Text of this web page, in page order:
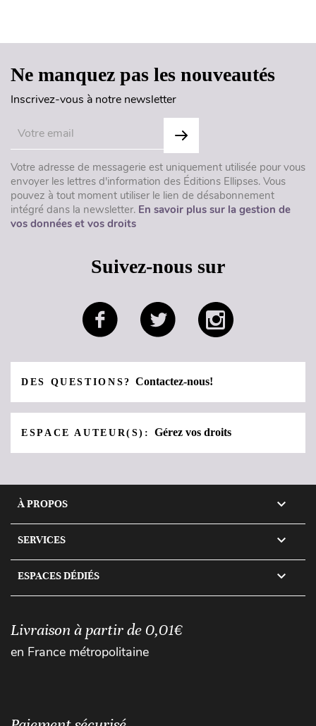
Ne manquez pas les nouveautés
Inscrivez-vous à notre newsletter
Votre adresse de messagerie est uniquement utilisée pour vous
envoyer les lettres d'information des Éditions Ellipses. Vous
pouvez à tout moment utiliser le lien de désabonnement
intégré dans la newsletter. En savoir plus sur la gestion de
vos données et vos droits
Suivez-nous sur
DES QUESTIONS?Contactez-nous!
ESPACE AUTEUR(S):Gérez vos droits
À PROPOS 
SERVICES 
ESPACES DÉDIÉS 
Livraison à partir de 0,01€
en France métropolitaine